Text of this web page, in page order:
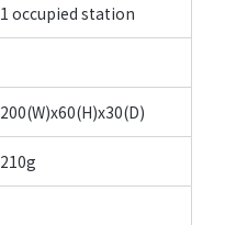
1 occupied station
200(W)x60(H)x30(D)
210g